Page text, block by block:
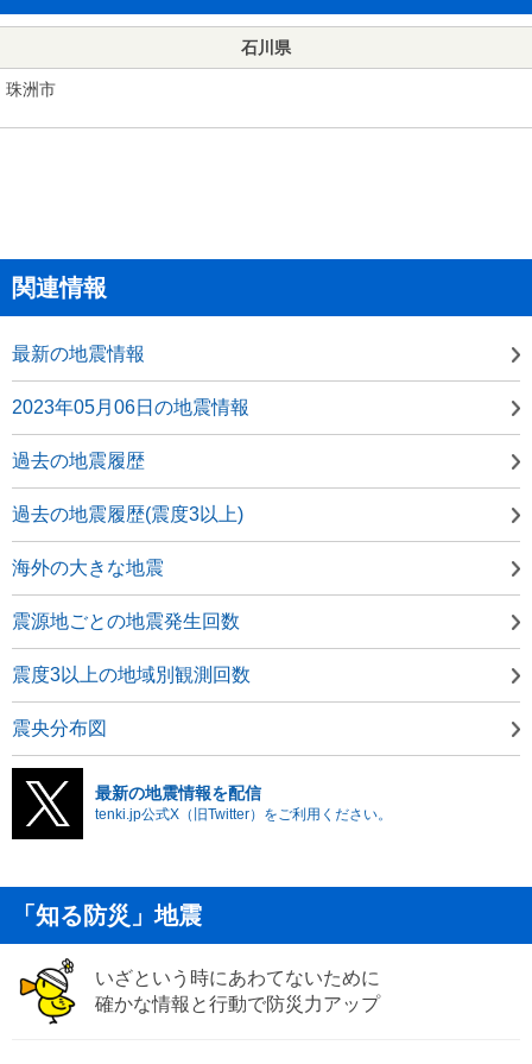
石川県
珠洲市
関連情報
最新の地震情報
2023年05月06日の地震情報
過去の地震履歴
過去の地震履歴(震度3以上)
海外の大きな地震
震源地ごとの地震発生回数
震度3以上の地域別観測回数
震央分布図
最新の地震情報を配信
tenki.jp公式X（旧Twitter）をご利用ください。
「知る防災」地震
いざという時にあわてないために
確かな情報と行動で防災力アップ